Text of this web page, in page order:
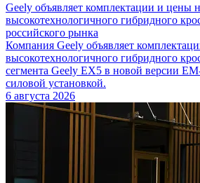
Geely объявляет комплектации и цены
высокотехнологичного гибридного
российского рынка
Компания Geely объявляет
высокотехнологичного гибридного
сегмента Geely EX5 в новой версии
силовой установкой.
6 августа 2026